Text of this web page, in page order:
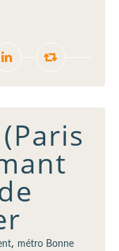
, métro Bonne